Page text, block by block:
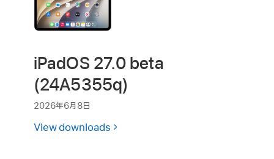
iPadOS 27.0 beta
(24A5355q)
2026年6月8日
View downloads